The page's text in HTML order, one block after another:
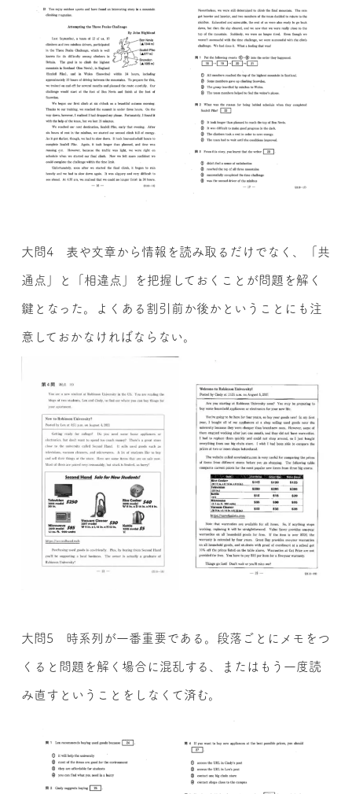
大問4 表や文章から情報を読み取るだけでなく、「共
通点」と「相違点」を把握しておくことが問題を解く
鍵となった。よくある割引前か後かということにも注
意しておかなければならない。
大問5 時系列が一番重要である。段落ごとにメモをつ
くると問題を解く場合に混乱する、またはもう一度読
み直すということをしなくて済む。